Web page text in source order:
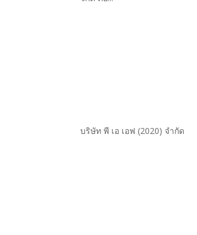
บริษัท พี เอ เอฟ (2020) จำกัด